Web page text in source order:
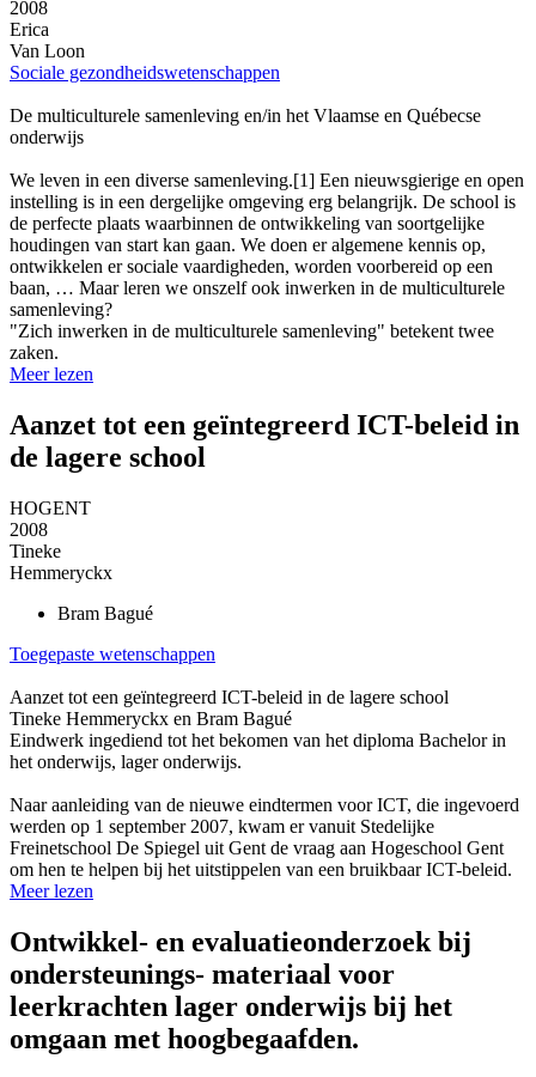
2008
Erica
Van Loon
Sociale gezondheidswetenschappen
De multiculturele samenleving en/in het Vlaamse en Québecse
onderwijs
We leven in een diverse samenleving.[1] Een nieuwsgierige en open
instelling is in een dergelijke omgeving erg belangrijk. De school is
de perfecte plaats waarbinnen de ontwikkeling van soortgelijke
houdingen van start kan gaan. We doen er algemene kennis op,
ontwikkelen er sociale vaardigheden, worden voorbereid op een
baan, … Maar leren we onszelf ook inwerken in de multiculturele
samenleving?
"Zich inwerken in de multiculturele samenleving" betekent twee
zaken.
Meer lezen
Aanzet tot een geïntegreerd ICT-beleid in
de lagere school
HOGENT
2008
Tineke
Hemmeryckx
Bram Bagué
Toegepaste wetenschappen
Aanzet tot een geïntegreerd ICT-beleid in de lagere school
Tineke Hemmeryckx en Bram Bagué
Eindwerk ingediend tot het bekomen van het diploma Bachelor in
het onderwijs, lager onderwijs.
Naar aanleiding van de nieuwe eindtermen voor ICT, die ingevoerd
werden op 1 september 2007, kwam er vanuit Stedelijke
Freinetschool De Spiegel uit Gent de vraag aan Hogeschool Gent
om hen te helpen bij het uitstippelen van een bruikbaar ICT-beleid.
Meer lezen
Ontwikkel- en evaluatieonderzoek bij
ondersteunings- materiaal voor
leerkrachten lager onderwijs bij het
omgaan met hoogbegaafden.